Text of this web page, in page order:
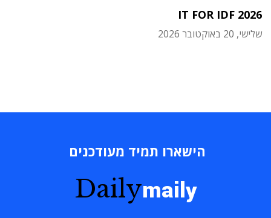
IT FOR IDF 2026
שלישי, 20 באוקטובר 2026
הישארו תמיד מעודכנים
Dailymaily